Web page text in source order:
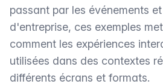
passant par les événements
d'entreprise, ces exemples
comment les expériences
utilisées dans des contextes
différents écrans et formats.